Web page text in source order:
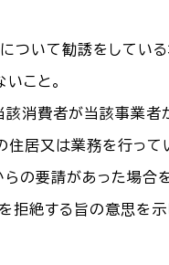
ついて勧誘をしてい
こと。
該消費者が当該事業
住居又は業務を行っ
の要請があった場合
拒絶する旨の意思を